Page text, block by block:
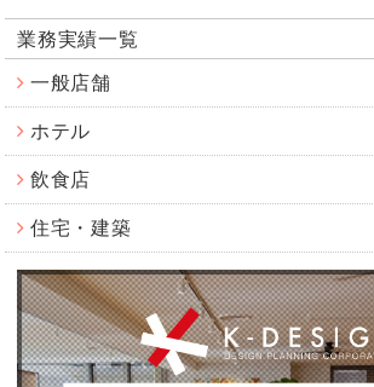
業務実績一覧
一般店舗
ホテル
飲食店
住宅・建築